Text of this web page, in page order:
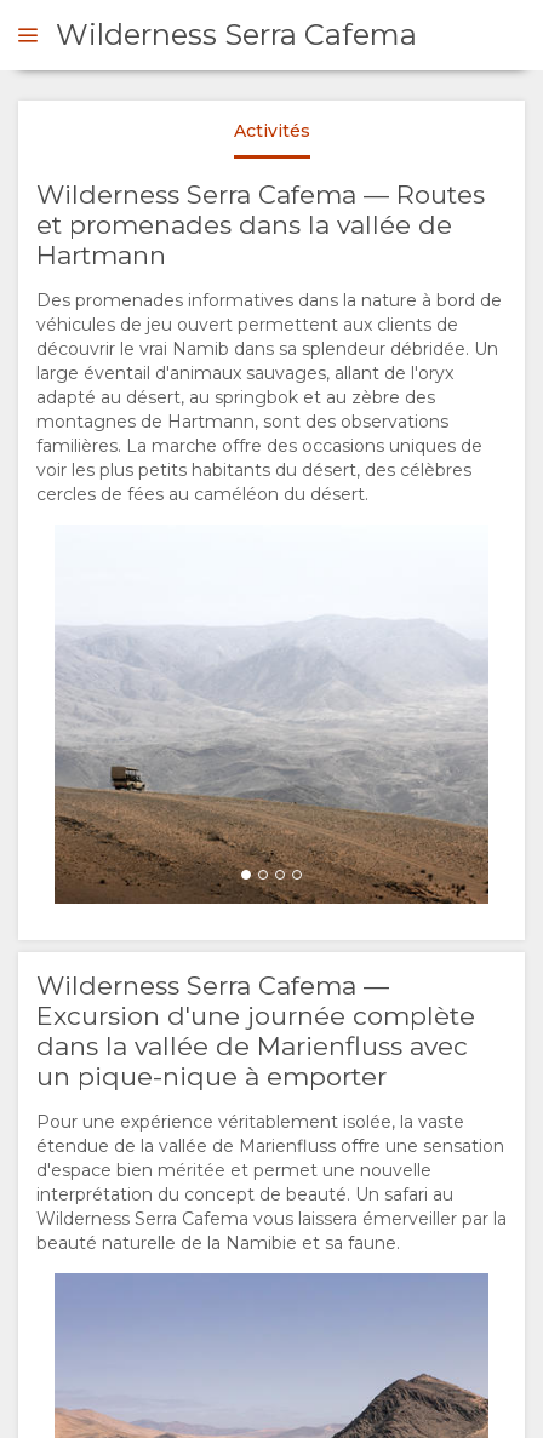
PRÉSENTATION
PROPOS
DE
NOUS
UN
SEJOUR ICI
EQUIPEMENT
DOCUMENTS
CHAMBRES
PHOTOS
VIDÉOS
LOISIRS
ACTIVITÉS
CARTE
SITUATION
DIRECTIONS
CONTACT
CHANGEMENT
ALLEMAND
ESPAGNOL
ITALIEN
PORTUGUAIS
RUSSE
CHINESE
Wilderness Serra Cafema
Activités
Wilderness Serra Cafema — Routes
et promenades dans la vallée de
Hartmann
Des promenades informatives dans la nature à bord de
véhicules de jeu ouvert permettent aux clients de
découvrir le vrai Namib dans sa splendeur débridée. Un
large éventail d'animaux sauvages, allant de l'oryx
adapté au désert, au springbok et au zèbre des
montagnes de Hartmann, sont des observations
familières. La marche offre des occasions uniques de
voir les plus petits habitants du désert, des célèbres
cercles de fées au caméléon du désert.
Wilderness Serra Cafema —
Excursion d'une journée complète
dans la vallée de Marienfluss avec
un pique-nique à emporter
Pour une expérience véritablement isolée, la vaste
étendue de la vallée de Marienfluss offre une sensation
d'espace bien méritée et permet une nouvelle
interprétation du concept de beauté. Un safari au
Wilderness Serra Cafema vous laissera émerveiller par la
beauté naturelle de la Namibie et sa faune.